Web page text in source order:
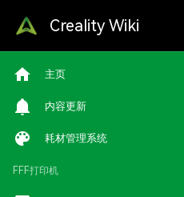
Creality Wiki
主页
内容更新
耗材管理系统
FFF打印机